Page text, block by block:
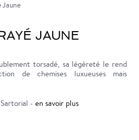
Jaune
JAUNE
torsadé, sa légèreté le rend
de chemises luxueuses mais
- en savoir plus